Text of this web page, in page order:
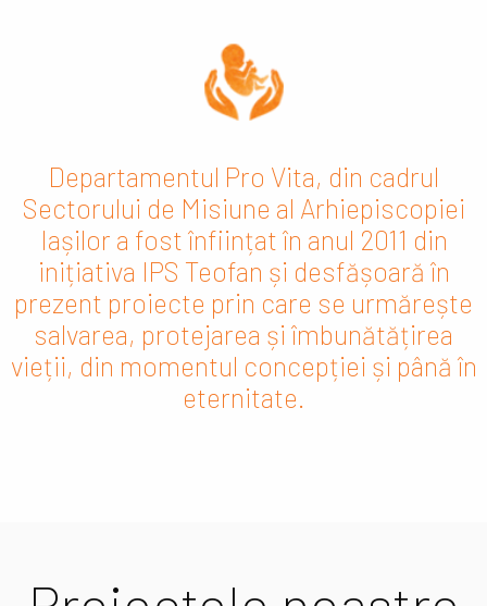
Departamentul Pro Vita, din cadrul
Sectorului de Misiune al Arhiepiscopiei
Iașilor a fost înființat în anul 2011 din
inițiativa IPS Teofan și desfășoară în
prezent proiecte prin care se urmărește
salvarea, protejarea și îmbunătățirea
vieții, din momentul concepției și până în
eternitate.